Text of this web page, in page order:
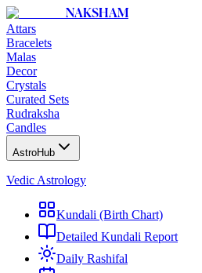
NAKSHAM
Attars
Bracelets
Malas
Decor
Crystals
Curated Sets
Rudraksha
Candles
AstroHub
Vedic Astrology
Kundali (Birth Chart)
Detailed Kundali Report
Daily Rashifal